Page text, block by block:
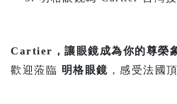
Cartier ，讓眼鏡成為你的尊榮
歡迎蒞臨 明格眼鏡 ，感受法國